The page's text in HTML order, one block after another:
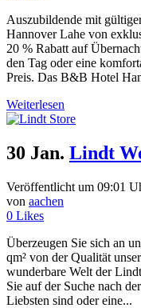
Auszubildende mit
Hannover Lahe von
20 % Rabatt auf
den Tag oder eine
Preis. Das B&B Hotel
Weiterlesen
30 Jan. Lindt
Veröffentlicht um 09:01
von aachen
0 Likes
Überzeugen Sie sich an
qm² von der Qualität
wunderbare Welt der
Sie auf der Suche nach
Liebsten sind oder eine...